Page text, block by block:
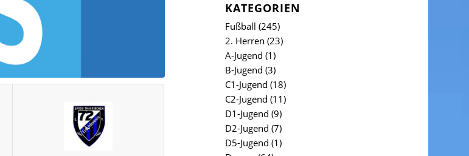
KATEGORIEN
Fußball (245)
2. Herren (23)
A-Jugend (1)
B-Jugend (3)
C1-Jugend (18)
C2-Jugend (11)
D1-Jugend (9)
D2-Jugend (7)
D5-Jugend (1)